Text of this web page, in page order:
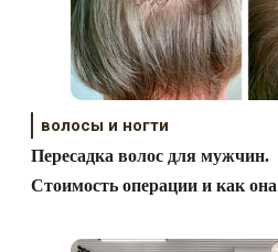
волосы и ногти
Пересадка волос для мужчин.
Стоимость операции и как она